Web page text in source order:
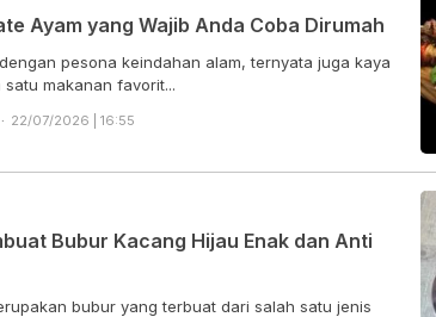
Ayam yang Wajib Anda Coba Dirumah
pesona keindahan alam, ternyata juga kaya
makanan favorit...
22/07/2026 | 16:55
Bubur Kacang Hijau Enak dan Anti
bubur yang terbuat dari salah satu jenis